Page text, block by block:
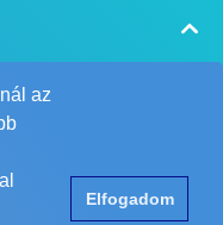
riasztanak,
esetén
így csak
módunkban
az
Elfogadom